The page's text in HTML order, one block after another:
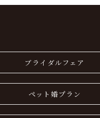
ブライダルフェア
ペット婚プラン